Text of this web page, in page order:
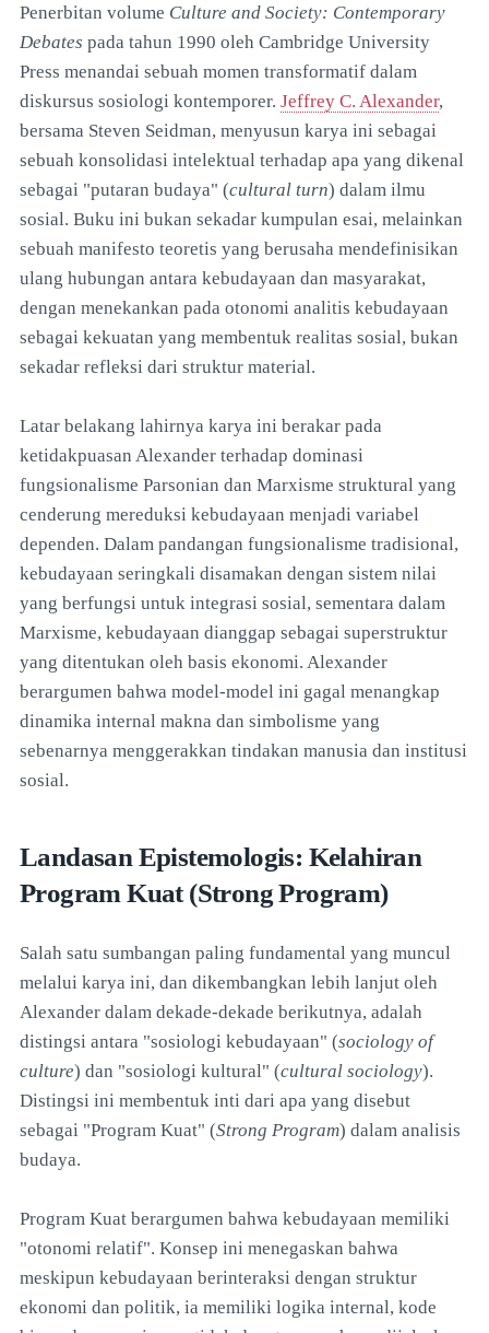
Penerbitan volume Culture and Society: Contemporary
Debates pada tahun 1990 oleh Cambridge University
Press menandai sebuah momen transformatif dalam
diskursus sosiologi kontemporer. Jeffrey C. Alexander,
bersama Steven Seidman, menyusun karya ini sebagai
sebuah konsolidasi intelektual terhadap apa yang dikenal
sebagai "putaran budaya" (cultural turn) dalam ilmu
sosial. Buku ini bukan sekadar kumpulan esai, melainkan
sebuah manifesto teoretis yang berusaha mendefinisikan
ulang hubungan antara kebudayaan dan masyarakat,
dengan menekankan pada otonomi analitis kebudayaan
sebagai kekuatan yang membentuk realitas sosial, bukan
sekadar refleksi dari struktur material.
Latar belakang lahirnya karya ini berakar pada
ketidakpuasan Alexander terhadap dominasi
fungsionalisme Parsonian dan Marxisme struktural yang
cenderung mereduksi kebudayaan menjadi variabel
dependen. Dalam pandangan fungsionalisme tradisional,
kebudayaan seringkali disamakan dengan sistem nilai
yang berfungsi untuk integrasi sosial, sementara dalam
Marxisme, kebudayaan dianggap sebagai superstruktur
yang ditentukan oleh basis ekonomi. Alexander
berargumen bahwa model-model ini gagal menangkap
dinamika internal makna dan simbolisme yang
sebenarnya menggerakkan tindakan manusia dan institusi
sosial.
Landasan Epistemologis: Kelahiran
Program Kuat (Strong Program)
Salah satu sumbangan paling fundamental yang muncul
melalui karya ini, dan dikembangkan lebih lanjut oleh
Alexander dalam dekade-dekade berikutnya, adalah
distingsi antara "sosiologi kebudayaan" (sociology of
culture) dan "sosiologi kultural" (cultural sociology).
Distingsi ini membentuk inti dari apa yang disebut
sebagai "Program Kuat" (Strong Program) dalam analisis
budaya.
Program Kuat berargumen bahwa kebudayaan memiliki
"otonomi relatif". Konsep ini menegaskan bahwa
meskipun kebudayaan berinteraksi dengan struktur
ekonomi dan politik, ia memiliki logika internal, kode